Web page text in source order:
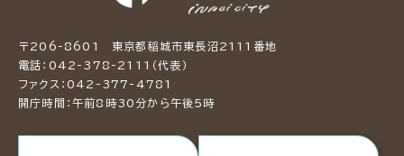
〒206-8601 東京都稲城市東長沼2111番地
電話：042-378-2111（代表）
ファクス：042-377-4781
開庁時間：午前8時30分から午後5時